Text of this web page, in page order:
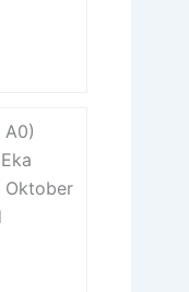
A0)
Oktober